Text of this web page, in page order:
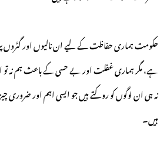
حکومت ہماری حفاظت کے لیے ان نالیوں اور
ہے، مگر ہماری غفلت اور بے حسی کے باعث ہم نہ تو
نہ ہی ان لوگوں کو روکتے ہیں جو ایسی اہم اور ضروری
ہیں۔